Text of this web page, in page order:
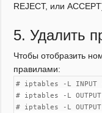
REJECT, или
5. Удалить
Чтобы отобразить
правилами:
# iptables -L INPUT
# iptables -L
# iptables -L